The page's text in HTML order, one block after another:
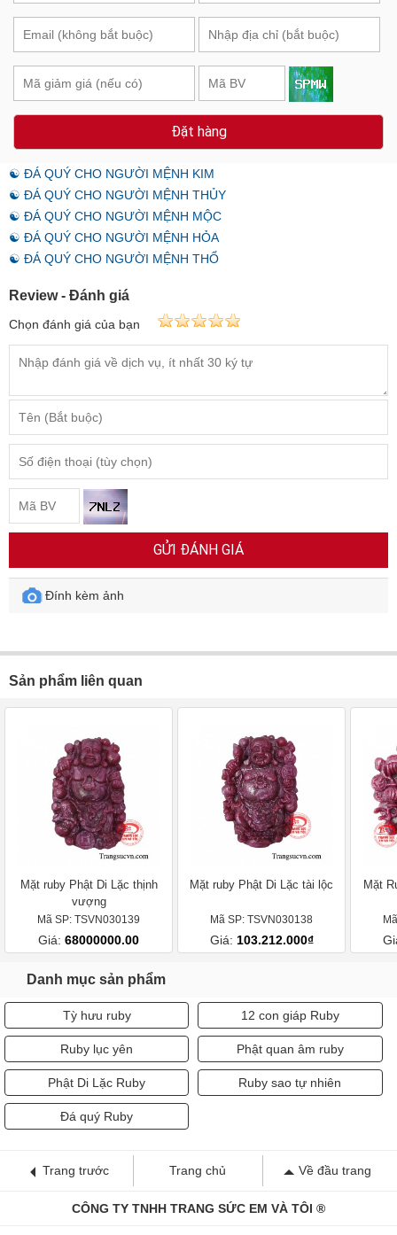
Đặt hàng
☯ ĐÁ QUÝ CHO NGƯỜI MỆNH KIM
☯ ĐÁ QUÝ CHO NGƯỜI MỆNH THỦY
☯ ĐÁ QUÝ CHO NGƯỜI MỆNH MỘC
☯ ĐÁ QUÝ CHO NGƯỜI MỆNH HỎA
☯ ĐÁ QUÝ CHO NGƯỜI MỆNH THỔ
Review - Đánh giá
Chọn đánh giá của bạn
GỬI ĐÁNH GIÁ
Đính kèm ảnh
Sản phẩm liên quan
Mặt ruby Phật Di Lặc thịnh
vượng
Mã SP: TSVN030139
Giá: 68000000.00
Mặt ruby Phật Di Lặc tài lộc
Mã SP: TSVN030138
Giá: 103.212.000₫
Mặt
Danh mục sản phẩm
Tỳ hưu ruby 12 con giáp Ruby
Ruby lục yên Phật quan âm ruby
Phật Di Lặc Ruby Ruby sao tự nhiên
Đá quý Ruby
Trang trước Trang chủ Về đầu trang
CÔNG TY TNHH TRANG SỨC EM VÀ TÔI ®